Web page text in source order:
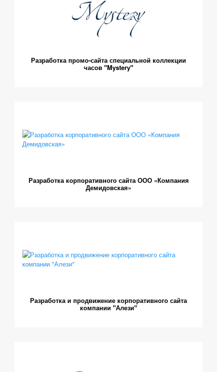
Разработка промо-сайта специальной коллекции
часов "Mystery"
Разработка корпоративного сайта ООО «Компания
Демидовская»
Разработка и продвижение корпоративного сайта
компании "Алези"